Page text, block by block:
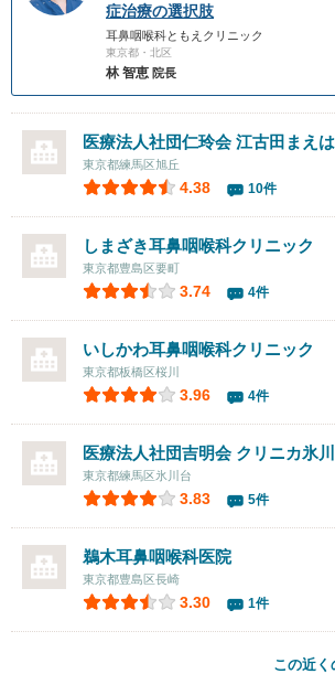
症治療の選択肢
耳鼻咽喉科ともえクリニック
東京都・北区
林 智恵 院長
医療法人社団仁玲会 江古田まえ
東京都練馬区旭丘
4.38 10件
しまざき耳鼻咽喉科クリニック
東京都豊島区要町
3.74 4件
いしかわ耳鼻咽喉科クリニック
東京都板橋区桜川
3.96 4件
医療法人社団吉明会 クリニカ氷
東京都練馬区氷川台
3.83 5件
鵜木耳鼻咽喉科医院
東京都豊島区長崎
3.30 1件
この近